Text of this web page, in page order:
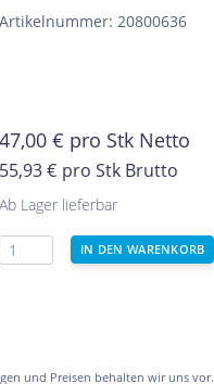
Artikelnummer: 20800636
47,00 € pro Stk Netto
55,93 € pro Stk Brutto
Ab Lager lieferbar
und Preisen behalten wir uns vor.